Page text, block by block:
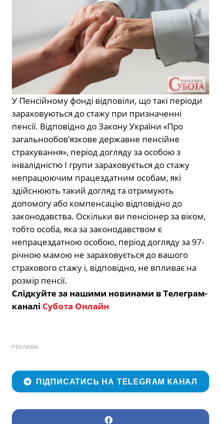
У Пенсійному фонді відповіли, що такі періоди
зараховуються до стажу при призначенні
пенсії. Відповідно до Закону України «Про
загальнообов’язкове державне пенсійне
страхування», період догляду за особою з
інвалідністю І групи зараховується до стажу
непрацюючим працездатним особам, які
здійснюють такий догляд та отримують
допомогу або компенсацію відповідно до
законодавства. Оскільки ви пенсіонер за віком,
тобто особа, яка за законодавством є
непрацездатною особою, період догляду за 97-
річною мамою не зараховується до вашого
страхового стажу і, відповідно, не впливає на
розмір пенсії.
Слідкуйте за нашими новинами в Телеграм-
каналі Субота Онлайн
РЕКЛАМА
ПІДПИСАТИСЬ НА TELEGRAM КАНАЛ